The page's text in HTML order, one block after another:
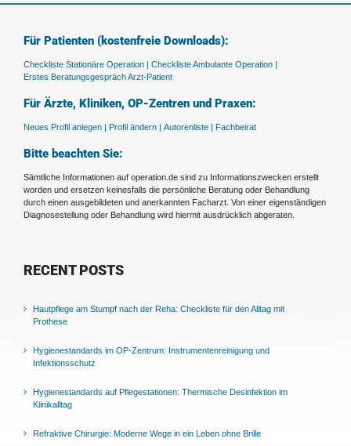
Für Patienten (kostenfreie Downloads):
Checkliste Stationäre Operation |
Checkliste Ambulante Operation |
Erstes Beratungsgespräch Arzt-Patient
Für Ärzte, Kliniken, OP-Zentren und Praxen:
Neues Profil anlegen | Profil ändern | Autorenliste | Fachbeirat
Bitte beachten Sie:
Sämtliche Informationen auf operation.de sind zu Informationszwecken erstellt
worden und ersetzen keinesfalls die persönliche Beratung oder Behandlung
durch einen ausgebildeten und anerkannten Facharzt. Von einer eigenständigen
Diagnosestellung oder Behandlung wird hiermit ausdrücklich abgeraten.
RECENT POSTS
Hautpflege am Stumpf nach der Reha: Checkliste für den Alltag mit
Prothese
Hygienestandards im OP-Zentrum: Instrumentenreinigung und
Infektionsschutz
Hygienestandards auf Pflegestationen: Thermische Desinfektion im
Klinikalltag
Refraktive Chirurgie: Moderne Wege in ein Leben ohne Brille